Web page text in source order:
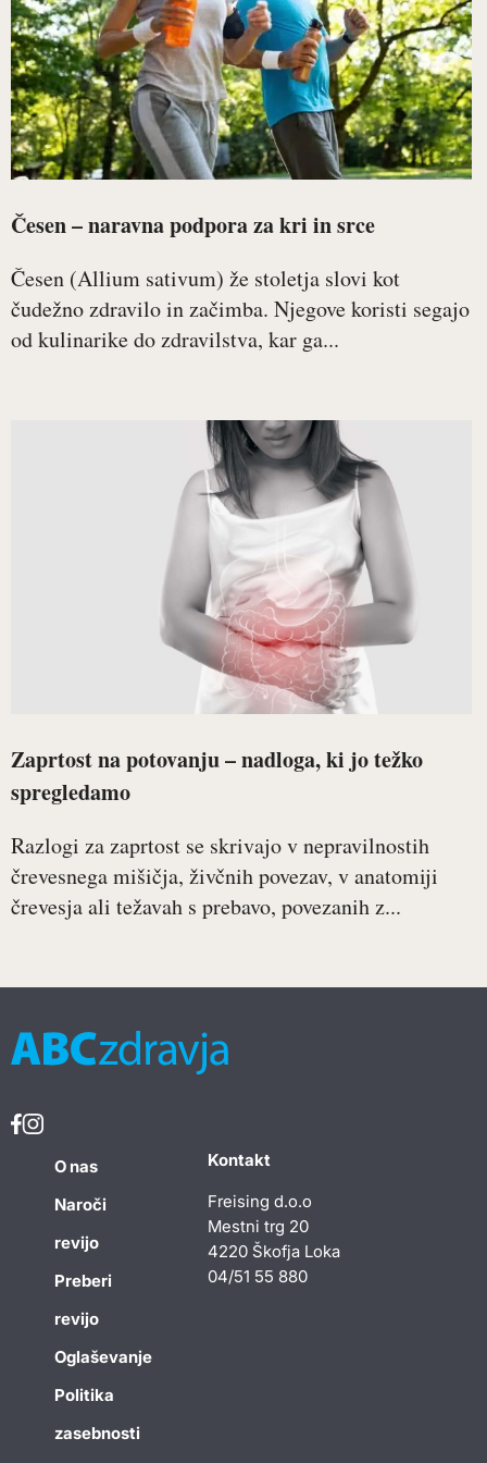
Česen – naravna podpora za kri in srce
Česen (Allium sativum) že stoletja slovi kot
čudežno zdravilo in začimba. Njegove koristi segajo
od kulinarike do zdravilstva, kar ga...
Zaprtost na potovanju – nadloga, ki jo težko
spregledamo
Razlogi za zaprtost se skrivajo v nepravilnostih
črevesnega mišičja, živčnih povezav, v anatomiji
črevesja ali težavah s prebavo, povezanih z...
O nas
Naroči
revijo
Preberi
revijo
Oglaševanje
Politika
zasebnosti
Kontakt
Freising d.o.o
Mestni trg 20
4220 Škofja Loka
04/51 55 880